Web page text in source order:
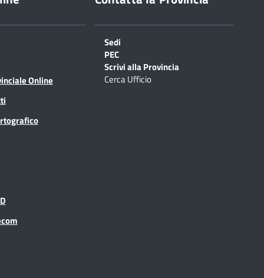
Online
Sedi
PEC
Scrivi alla Provincia
Cerca Ufficio